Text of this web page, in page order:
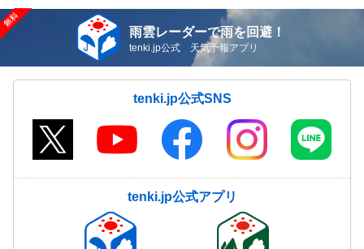
雨雲レーダーで雨を回避！
tenki.jp公式 天気予報アプリ
tenki.jp公式SNS
tenki.jp公式アプリ